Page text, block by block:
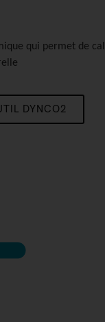
qui permet de
DYNCO2